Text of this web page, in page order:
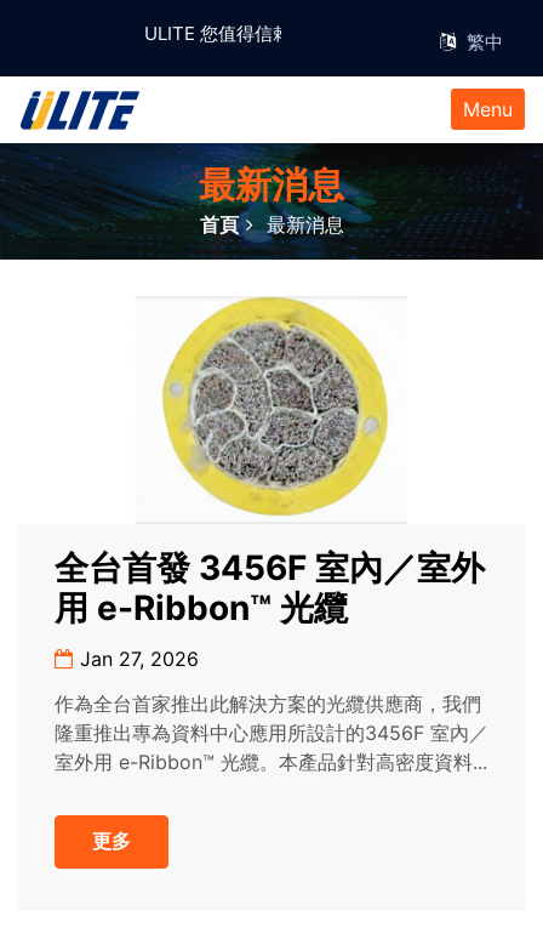
ULITE 您值得信賴且具有實績的 e-Ribbon™ 線纜解
Menu
最新消息
首頁 最新消息
全台首發 3456F 室內／室外
用 e-Ribbon™ 光纜
Jan 27, 2026
作為全台首家推出此解決方案的光纜供應商，我們
隆重推出專為資料中心應用所設計的3456F 室內／
室外用 e-Ribbon™ 光纜。本產品針對高密度資料...
更多